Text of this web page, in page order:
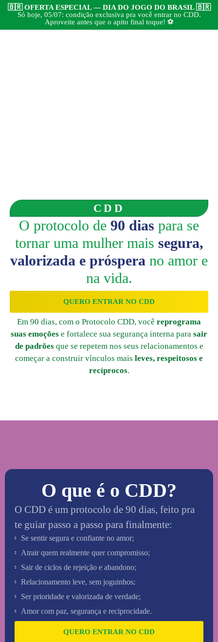
🇧🇷 OFERTA ESPECIAL — DIA DO JOGO DO BRASIL 🇧🇷
Só hoje, 05/07: condição exclusiva pra você entrar no CDD.
Aproveite antes que o apito final toque! ⚽
CDD
O protocolo de 90 dias para se
tornar uma mulher mais segura,
valorizada e próspera no amor e
na vida.
QUERO ENTRAR NO CDD
Em 90 dias, com o Protocolo CDD, você reprograma
suas emoções e fortalece sua segurança interna para sair
de padrõesque se repetem nos seus relacionamentos e
começar a construir vínculos mais leves, respeitosos e
recíprocos.
O que é o CDD?
O CDD é um protocolo de 90 dias, feito pra
te guiar passo a passo para finalmente:
Se sentir segura e confiante no amor;
Atrair quem realmente quer compromisso;
Sair de ciclos de rejeição e abandono;
Relacionamento leve, sem joguinhos;
Ser prioridade e valorizada de verdade;
Amor com paz, segurança e reciprocidade.
QUERO ENTRAR NO CDD